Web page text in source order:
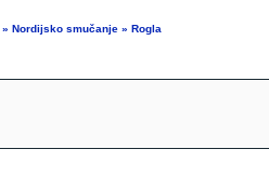
» Nordijsko smučanje » Rogla